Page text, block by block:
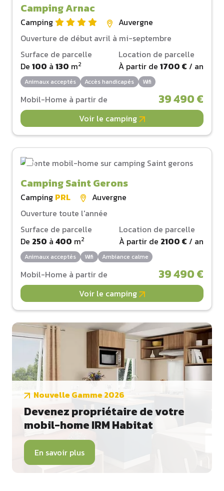
Camping Arnac
Camping
Auvergne
Ouverture de début avril à mi-septembre
Surface de parcelle
De 100 à 130 m2
Location de parcelle
À partir de 1700 € / an
Animaux acceptés Accès handicapés Wifi
Mobil-Home à partir de 39 490 €
Voir le camping
Camping Saint Gerons
Camping PRL
Auvergne
Ouverture toute l'année
Surface de parcelle
De 250 à 400 m2
Location de parcelle
À partir de 2100 € / an
Animaux acceptés Wifi Ambiance calme
Mobil-Home à partir de 39 490 €
Voir le camping
Nouvelle Gamme 2026
Devenez propriétaire de votre
mobil-home IRM Habitat
En savoir plus